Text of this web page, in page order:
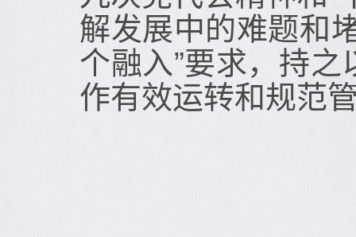
解发展中的难题和
个融入”要求，持
作有效运转和规范